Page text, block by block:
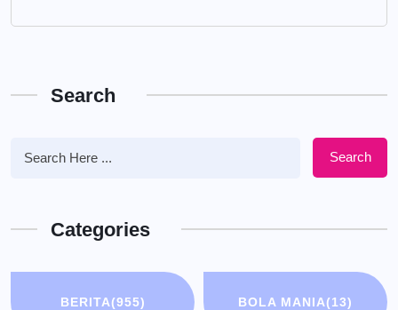
Search
Search
Categories
BERITA(955) BOLA MANIA(13)